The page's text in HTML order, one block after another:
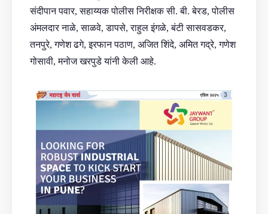
संदीपान पवार, सहाय्यक पोलीस निरीक्षक सी. बी. बेरड, पोलीस
अंमलदार नाळे, साळवे, डापसे, राहुल इंगळे, बंटी सासवडकर,
तनपुरे, गणेश ढगे, इरफान पठाण, अजित शिंदे, अमित गद्रे, गणेश
गोसावी, मनोज खरपुडे यांनी केली आहे.